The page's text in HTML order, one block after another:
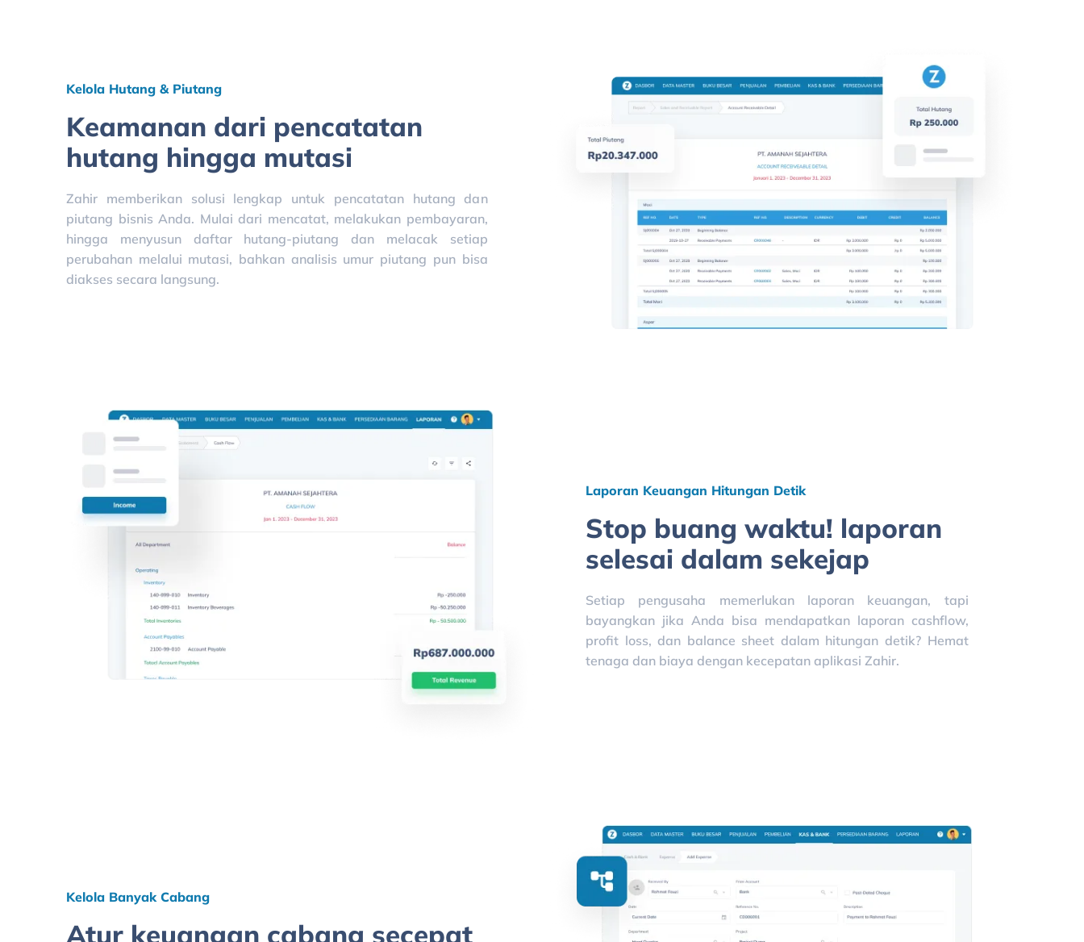
Kelola Hutang & Piutang
Keamanan dari pencatatan
hutang hingga mutasi
Zahir memberikan solusi lengkap untuk pencatatan hutang dan
piutang bisnis Anda. Mulai dari mencatat, melakukan pembayaran,
hingga menyusun daftar hutang-piutang dan melacak setiap
perubahan melalui mutasi, bahkan analisis umur piutang pun bisa
diakses secara langsung.
Laporan Keuangan Hitungan Detik
Stop buang waktu! laporan
selesai dalam sekejap
Setiap pengusaha memerlukan laporan keuangan, tapi
bayangkan jika Anda bisa mendapatkan laporan cashflow,
profit loss, dan balance sheet dalam hitungan detik? Hemat
tenaga dan biaya dengan kecepatan aplikasi Zahir.
Kelola Banyak Cabang
Atur keuangan cabang secepat